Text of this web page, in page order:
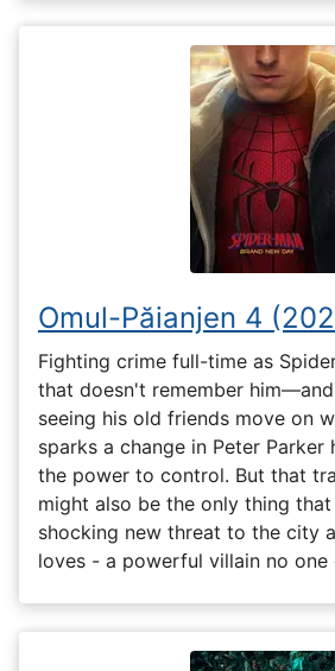
Omul-Păianjen 4
Fighting crime full-time as
that doesn't remember
seeing his old friends move on
sparks a change in Peter Parker
the power to control. But that
might also be the only thing
shocking new threat to the city
loves - a powerful villain no one